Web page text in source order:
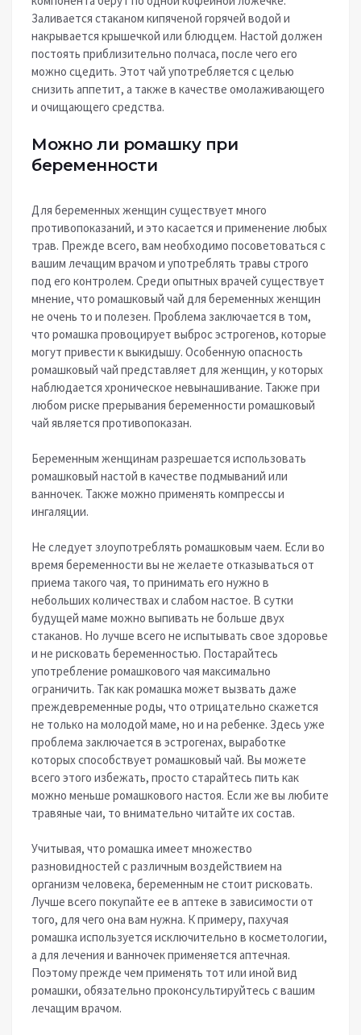
Заливается стаканом кипяченой горячей водой и
накрывается крышечкой или блюдцем. Настой должен
постоять приблизительно полчаса, после чего его
можно сцедить. Этот чай употребляется с целью
снизить аппетит, а также в качестве омолаживающего
и очищающего средства.
Можно ли ромашку при
беременности
Для беременных женщин существует много
противопоказаний, и это касается и применение любых
трав. Прежде всего, вам необходимо посоветоваться с
вашим лечащим врачом и употреблять травы строго
под его контролем. Среди опытных врачей существует
мнение, что ромашковый чай для беременных женщин
не очень то и полезен. Проблема заключается в том,
что ромашка провоцирует выброс эстрогенов, которые
могут привести к выкидышу. Особенную опасность
ромашковый чай представляет для женщин, у которых
наблюдается хроническое невынашивание. Также при
любом риске прерывания беременности ромашковый
чай является противопоказан.
Беременным женщинам разрешается использовать
ромашковый настой в качестве подмываний или
ванночек. Также можно применять компрессы и
ингаляции.
Не следует злоупотреблять ромашковым чаем. Если во
время беременности вы не желаете отказываться от
приема такого чая, то принимать его нужно в
небольших количествах и слабом настое. В сутки
будущей маме можно выпивать не больше двух
стаканов. Но лучше всего не испытывать свое здоровье
и не рисковать беременностью. Постарайтесь
употребление ромашкового чая максимально
ограничить. Так как ромашка может вызвать даже
преждевременные роды, что отрицательно скажется
не только на молодой маме, но и на ребенке. Здесь уже
проблема заключается в эстрогенах, выработке
которых способствует ромашковый чай. Вы можете
всего этого избежать, просто старайтесь пить как
можно меньше ромашкового настоя. Если же вы любите
травяные чаи, то внимательно читайте их состав.
Учитывая, что ромашка имеет множество
разновидностей с различным воздействием на
организм человека, беременным не стоит рисковать.
Лучше всего покупайте ее в аптеке в зависимости от
того, для чего она вам нужна. К примеру, пахучая
ромашка используется исключительно в косметологии,
а для лечения и ванночек применяется аптечная.
Поэтому прежде чем применять тот или иной вид
ромашки, обязательно проконсультируйтесь с вашим
лечащим врачом.